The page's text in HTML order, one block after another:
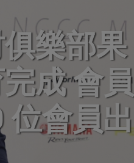
樂部果
成 會員
位會員出